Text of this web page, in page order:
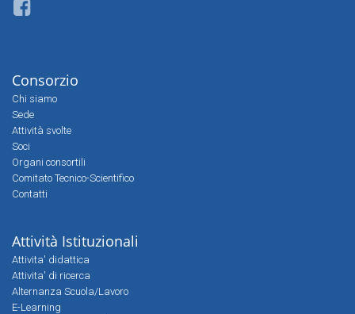
Consorzio
Chi siamo
Sede
Attività svolte
Soci
Organi consortili
Comitato Tecnico-Scientifico
Contatti
Attività Istituzionali
Attivita' didattica
Attivita' di ricerca
Alternanza Scuola/Lavoro
E-Learning